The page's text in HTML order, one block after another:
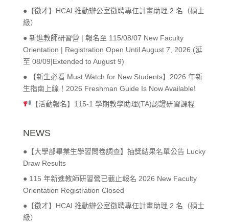
●【徵才】HCAI 推動辦公室徵聘專任計畫助理 2 名（碩士
級）
● 新進教師研習營 | 報名至 115/08/07 New Faculty
Orientation | Registration Open Until August 7, 2026 (延
至 08/09|Extended to August 9)
● 【新生必看 Must Watch for New Students】2026 年新
生指南上線！2026 Freshman Guide Is Now Available!
【活動報名】115-1 學期教學助理(TA)認證研習課程
NEWS
●【大學部畢業生學習問卷調查】抽獎結果名單公告 Lucky
Draw Results
● 115 年新進教師研習營已截止報名 2026 New Faculty
Orientation Registration Closed
●【徵才】HCAI 推動辦公室徵聘專任計畫助理 2 名（碩士
級）